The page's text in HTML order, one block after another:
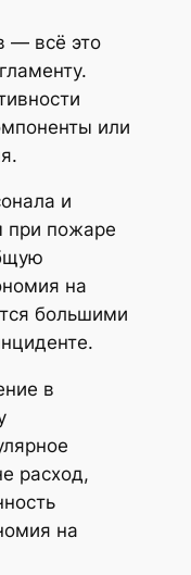
— всё это
или
и
при пожаре
на
большими
в
расход,
на